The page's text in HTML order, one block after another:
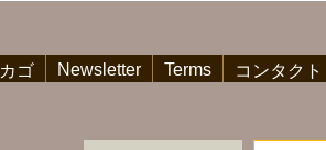
ゴ Newsletter Terms コンタクト